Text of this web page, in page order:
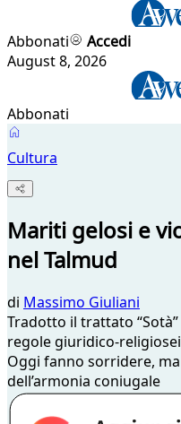
Abbonati
Accedi
August 8, 2026
Abbonati
Cultura
Mariti gelosi e
nel Talmud
di Massimo Giuliani
Tradotto il trattato
regole giuridico-
Oggi fanno sorridere,
dell’armonia coniugale